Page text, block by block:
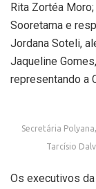
Rita Zortéa
Sooretama e
Jordana Soteli,
Jaqueline
representando a
Secretária
Tarcísio
Os executivos da